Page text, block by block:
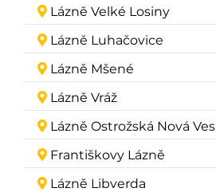
Lázně Velké Losiny
Lázně Luhačovice
Lázně Mšené
Lázně Vráž
Lázně Ostrožská Nová Ves
Františkovy Lázně
Lázně Libverda